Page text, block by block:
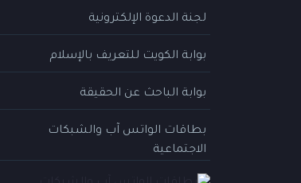
لجنة الدعوة الإلكترونية
بوابة الكويت للتعريف بالإسلام
بوابة الباحث عن الحقيقة
بطاقات الواتس آب والشبكات
الاجتماعية